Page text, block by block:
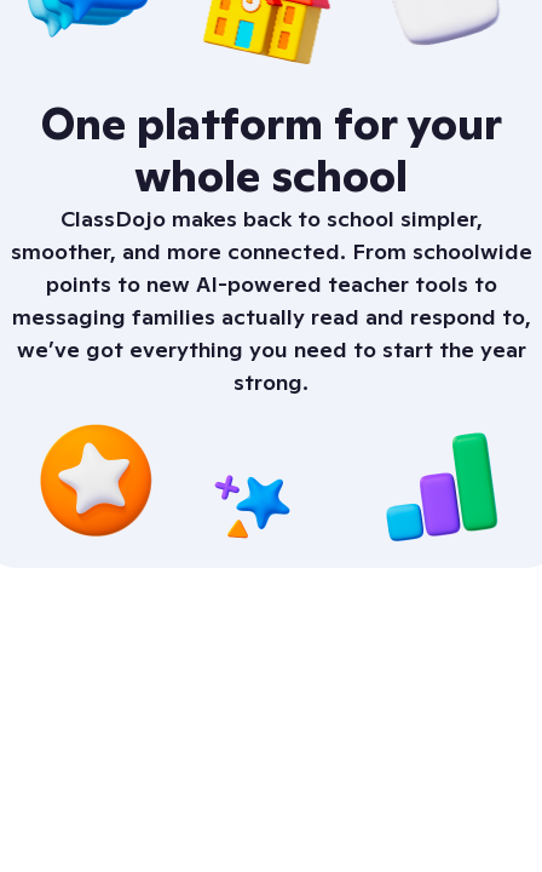
One platform for your
whole school
ClassDojo makes back to school simpler,
smoother, and more connected. From schoolwide
points to new AI-powered teacher tools to
messaging families actually read and respond to,
we’ve got everything you need to start the year
strong.